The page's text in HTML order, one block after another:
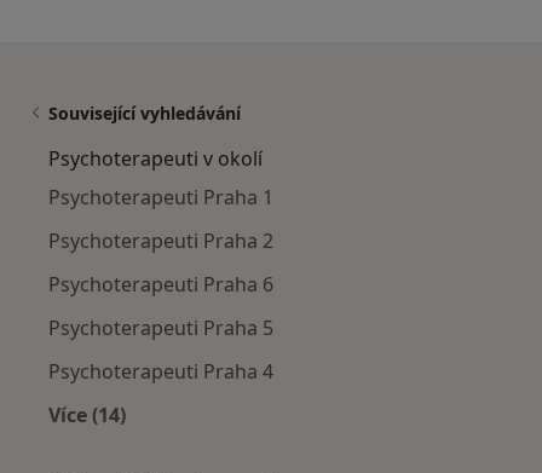
Související vyhledávání
Psychoterapeuti v okolí
Psychoterapeuti Praha 1
Psychoterapeuti Praha 2
Psychoterapeuti Praha 6
Psychoterapeuti Praha 5
Psychoterapeuti Praha 4
Více (14)